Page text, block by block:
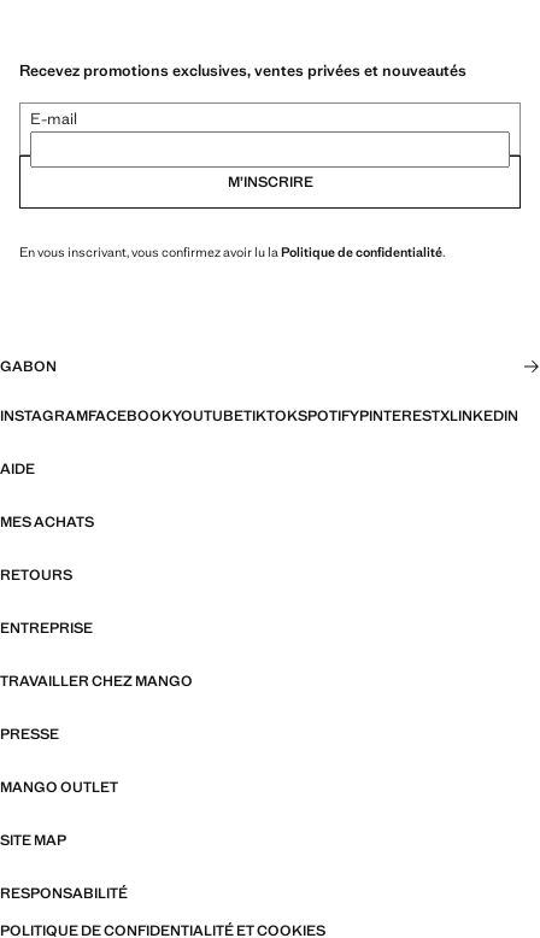
Recevez promotions exclusives, ventes privées et nouveautés
E-mail
M’INSCRIRE
En vous inscrivant, vous confirmez avoir lu la Politique de confidentialité.
GABON
INSTAGRAMFACEBOOKYOUTUBETIKTOKSPOTIFYPINTERESTXLINKEDIN
AIDE
MES ACHATS
RETOURS
ENTREPRISE
TRAVAILLER CHEZ MANGO
PRESSE
MANGO OUTLET
SITE MAP
RESPONSABILITÉ
POLITIQUE DE CONFIDENTIALITÉ ET COOKIES